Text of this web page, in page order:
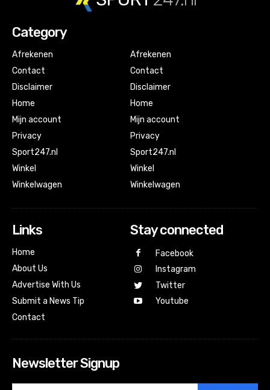
Category
Afrekenen
Contact
Disclaimer
Home
Mijn account
Privacy
Sport247.nl
Winkel
Winkelwagen
Afrekenen
Contact
Disclaimer
Home
Mijn account
Privacy
Sport247.nl
Winkel
Winkelwagen
Links
Home
About Us
Advertise With Us
Submit a News Tip
Contact
Stay connected
Facebook
Instagram
Twitter
Youtube
Newsletter Signup